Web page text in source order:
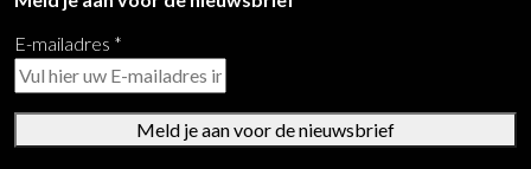
E-mailadres *
Meld je aan voor de nieuwsbrief